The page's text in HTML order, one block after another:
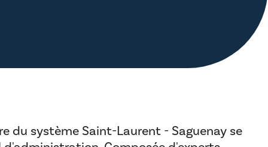
du système Saint-Laurent - Saguenay se